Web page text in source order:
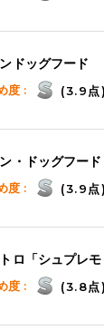
ドッグフード
度 : (3.9点)
・ドッグフード
度 : (3.9点)
ロ「シュプレ
度 : (3.8点)